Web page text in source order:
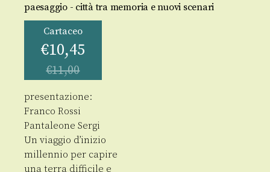
paesaggio - città tra memoria e nuovi scenari
Cartaceo
€10,45
€11,00
presentazione:
Franco Rossi
Pantaleone Sergi
Un viaggio d’inizio
millennio per capire
una terra difficile e